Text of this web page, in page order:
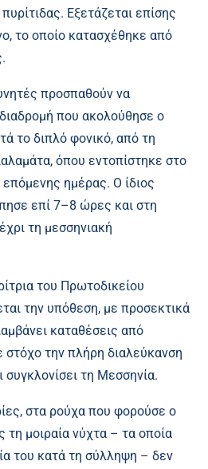
Εξετάζεται επίσης
το οποίο κατασχέθηκε από
προσπαθούν να
που ακολούθησε ο
το διπλό φονικό, από τη
όπου εντοπίστηκε στο
ημέρας. Ο ίδιος
επί 7–8 ώρες και στη
τη μεσσηνιακή
του Πρωτοδικείου
την υπόθεση, με προσεκτικά
καταθέσεις από
στόχο την πλήρη διαλεύκανση
τη Μεσσηνία.
στα ρούχα που φορούσε ο
μοιραία νύχτα – τα οποία
του κατά τη σύλληψη – δεν